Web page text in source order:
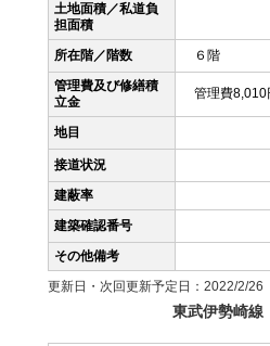
土地面積／私道負
担面積
所在階／階数 ６階
管理費及び修繕積
立金
管理費8,010
地目
接道状況
建蔽率
建築確認番号
その他備考
更新日・次回更新予定日：2022/2/26
東武伊勢崎線